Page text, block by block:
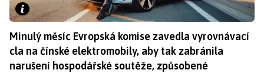
Minulý měsíc Evropská komise zavedla vyrovnávací
cla na čínské elektromobily, aby tak zabránila
narušení hospodářské soutěže, způsobené